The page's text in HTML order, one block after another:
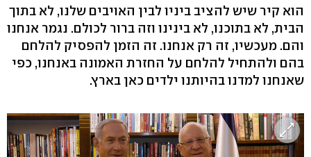
הוא קיר שיש להציב ביניו לבין האויבים שלנו, לא בתוך
הבית, לא בתוכנו, לא בינינו וזה ברור לכולם. נגמר אנחנו
והם. מעכשיו, זה רק אנחנו. זה הזמן להפסיק להלחם
בהם ולהתחיל להלחם על החזרת האמונה באנחנו, כפי
שאנחנו למדנו בהיותנו ילדים כאן בארץ.